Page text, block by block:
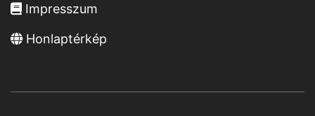
Impresszum
Honlaptérkép